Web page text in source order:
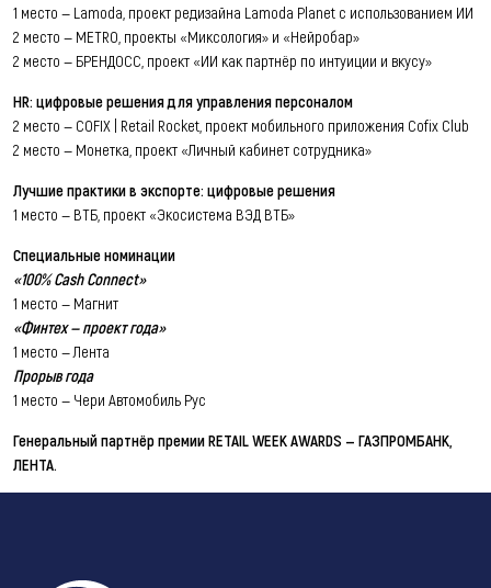
1 место — Lamoda, проект редизайна Lamoda Planet с использованием ИИ
2 место — METRO, проекты «Миксология» и «Нейробар»
2 место — БРЕНДОСС, проект «ИИ как партнёр по интуиции и вкусу»
HR: цифровые решения для управления персоналом
2 место — COFIX | Retail Rocket, проект мобильного приложения Cofix Club
2 место — Монетка, проект «Личный кабинет сотрудника»
Лучшие практики в экспорте: цифровые решения
1 место — ВТБ, проект «Экосистема ВЭД ВТБ»
Специальные номинации
«100% Cash Connect»
1 место — Магнит
«Финтех — проект года»
1 место — Лента
Прорыв года
1 место — Чери Автомобиль Рус
Генеральный партнёр премии RETAIL WEEK AWARDS — ГАЗПРОМБАНК,
ЛЕНТА.